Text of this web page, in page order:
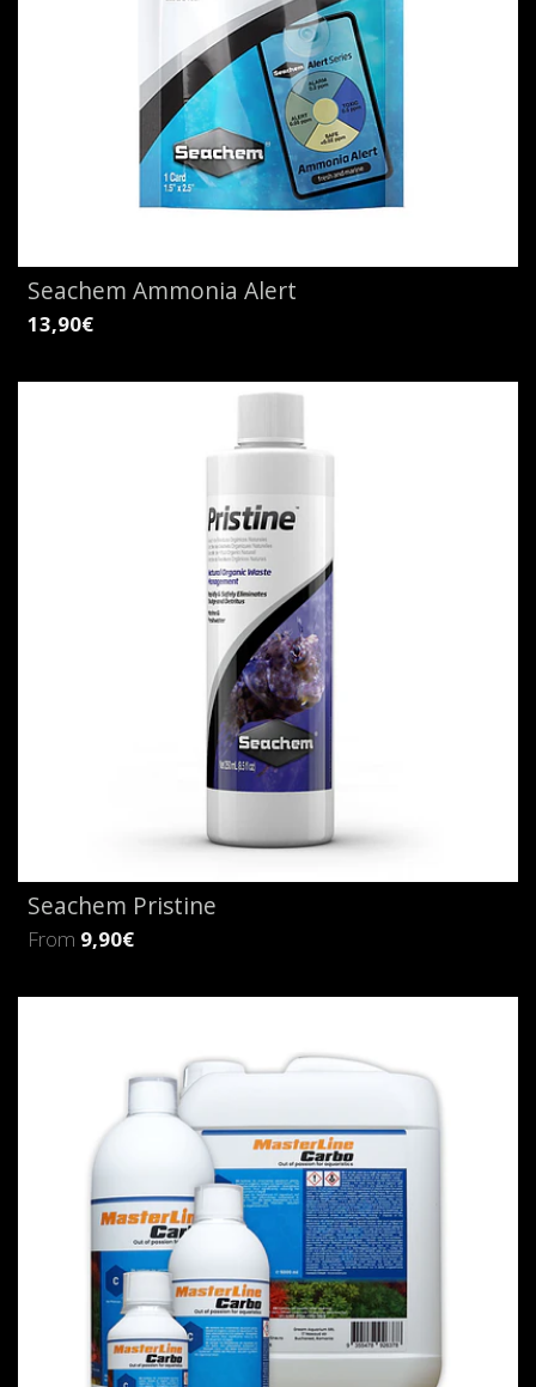
Seachem Ammonia Alert
13,90€
Seachem Pristine
From 9,90€